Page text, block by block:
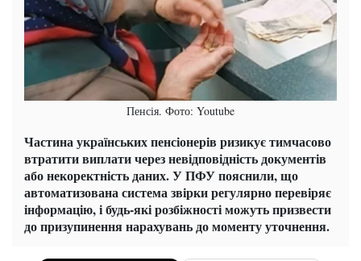
Пенсія. Фото: Youtube
Частина українських пенсіонерів ризикує тимчасово
втратити виплати через невідповідність документів
або некоректність даних. У ПФУ пояснили, що
автоматизована система звірки регулярно перевіряє
інформацію, і будь-які розбіжності можуть призвести
до призупинення нарахувань до моменту уточнення.